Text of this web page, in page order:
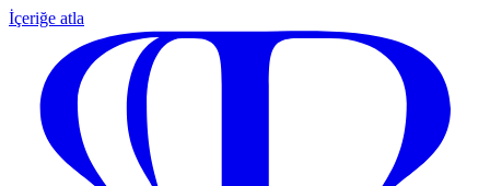
İçeriğe atla